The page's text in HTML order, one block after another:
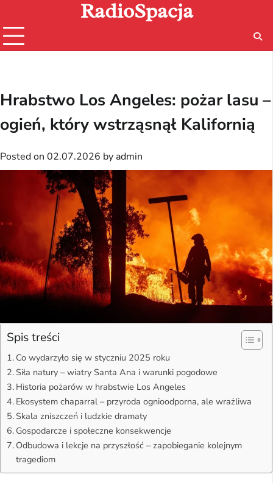
content
RadioSpacja
Hrabstwo Los Angeles: pożar lasu –
ogień, który wstrząsnął Kalifornią
Posted on 02.07.2026 by admin
Spis treści
Co wydarzyło się w styczniu 2025 roku
Siła natury – wiatry Santa Ana i warunki pogodowe
Historia pożarów w hrabstwie Los Angeles
Ekosystem chaparral – przyroda ognioodporna, ale wrażliwa
Skala zniszczeń i ludzkie dramaty
Gospodarcze i społeczne konsekwencje
Odbudowa i lekcje na przyszłość – zapobieganie kolejnym
tragediom